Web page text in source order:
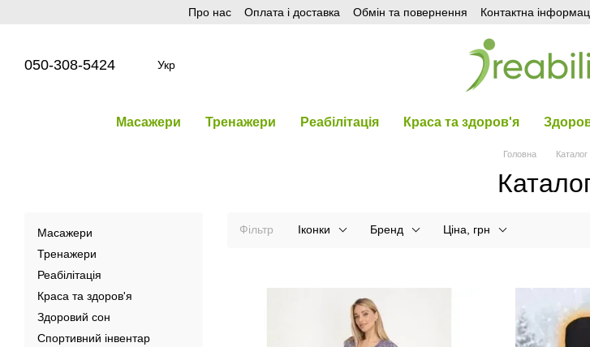
Про нас Оплата і доставка Обмін та повернення Контактна
050-308-5424 Укр
Масажери Тренажери Реабілітація Краса та здоров'я
Головна Каталог
Фільтр Іконки Бренд Ціна, грн
Масажери
Тренажери
Реабілітація
Краса та здоров'я
Здоровий сон
Спортивний інвентар